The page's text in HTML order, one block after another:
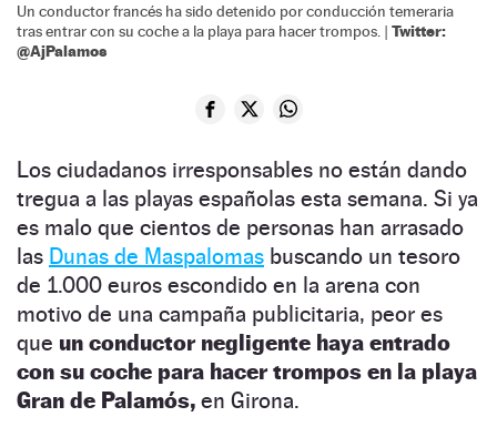
Un conductor francés ha sido detenido por conducción temeraria
tras entrar con su coche a la playa para hacer trompos. | Twitter:
@AjPalamos
Los ciudadanos irresponsables no están dando
tregua a las playas españolas esta semana. Si ya
es malo que cientos de personas han arrasado
las Dunas de Maspalomas buscando un tesoro
de 1.000 euros escondido en la arena con
motivo de una campaña publicitaria, peor es
que un conductor negligente haya entrado
con su coche para hacer trompos en la playa
Gran de Palamós, en Girona.